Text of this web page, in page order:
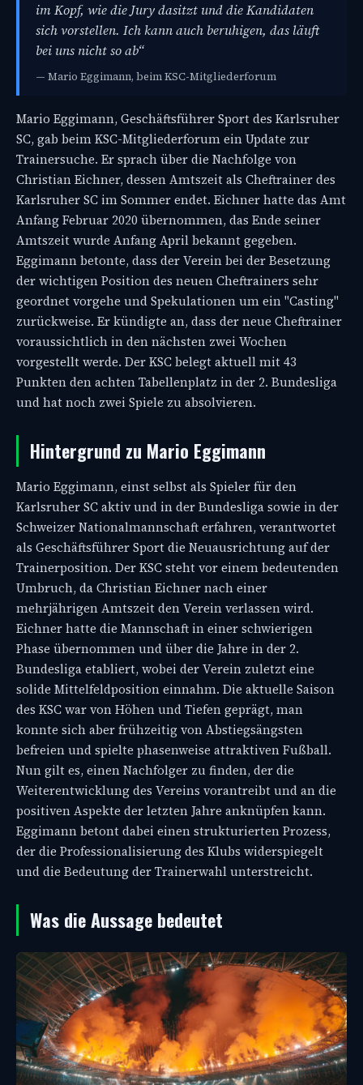
im Kopf, wie die Jury dasitzt und die Kandidaten
sich vorstellen. Ich kann auch beruhigen, das läuft
bei uns nicht so ab“
— Mario Eggimann, beim KSC-Mitgliederforum
Mario Eggimann, Geschäftsführer Sport des Karlsruher
SC, gab beim KSC-Mitgliederforum ein Update zur
Trainersuche. Er sprach über die Nachfolge von
Christian Eichner, dessen Amtszeit als Cheftrainer des
Karlsruher SC im Sommer endet. Eichner hatte das Amt
Anfang Februar 2020 übernommen, das Ende seiner
Amtszeit wurde Anfang April bekannt gegeben.
Eggimann betonte, dass der Verein bei der Besetzung
der wichtigen Position des neuen Cheftrainers sehr
geordnet vorgehe und Spekulationen um ein "Casting"
zurückweise. Er kündigte an, dass der neue Cheftrainer
voraussichtlich in den nächsten zwei Wochen
vorgestellt werde. Der KSC belegt aktuell mit 43
Punkten den achten Tabellenplatz in der 2. Bundesliga
und hat noch zwei Spiele zu absolvieren.
Hintergrund zu Mario Eggimann
Mario Eggimann, einst selbst als Spieler für den
Karlsruher SC aktiv und in der Bundesliga sowie in der
Schweizer Nationalmannschaft erfahren, verantwortet
als Geschäftsführer Sport die Neuausrichtung auf der
Trainerposition. Der KSC steht vor einem bedeutenden
Umbruch, da Christian Eichner nach einer
mehrjährigen Amtszeit den Verein verlassen wird.
Eichner hatte die Mannschaft in einer schwierigen
Phase übernommen und über die Jahre in der 2.
Bundesliga etabliert, wobei der Verein zuletzt eine
solide Mittelfeldposition einnahm. Die aktuelle Saison
des KSC war von Höhen und Tiefen geprägt, man
konnte sich aber frühzeitig von Abstiegsängsten
befreien und spielte phasenweise attraktiven Fußball.
Nun gilt es, einen Nachfolger zu finden, der die
Weiterentwicklung des Vereins vorantreibt und an die
positiven Aspekte der letzten Jahre anknüpfen kann.
Eggimann betont dabei einen strukturierten Prozess,
der die Professionalisierung des Klubs widerspiegelt
und die Bedeutung der Trainerwahl unterstreicht.
Was die Aussage bedeutet